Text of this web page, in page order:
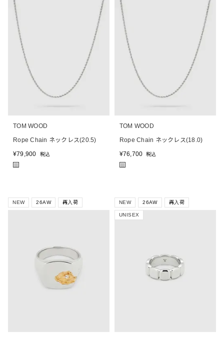
TOM WOOD
Rope Chain ネックレス(20.5)
¥79,900 税込
TOM WOOD
Rope Chain ネックレス(18.0)
¥76,700 税込
NEW 26AW 再入荷 NEW 26AW 再入荷
UNISEX